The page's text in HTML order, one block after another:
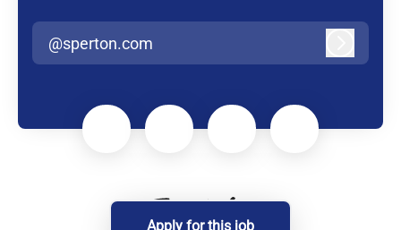
Apply for this job
@sperton.com